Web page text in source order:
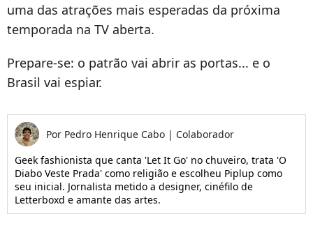
uma das atrações mais esperadas da próxima
temporada na TV aberta.
Prepare-se: o patrão vai abrir as portas... e o
Brasil vai espiar.
Por Pedro Henrique Cabo | Colaborador
Geek fashionista que canta 'Let It Go' no chuveiro, trata 'O
Diabo Veste Prada' como religião e escolheu Piplup como
seu inicial. Jornalista metido a designer, cinéfilo de
Letterboxd e amante das artes.